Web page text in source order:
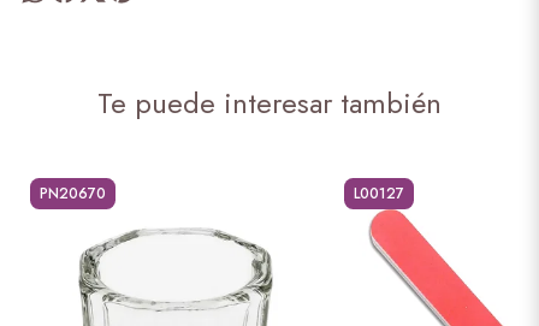
Te puede interesar también
PN20670 L00127